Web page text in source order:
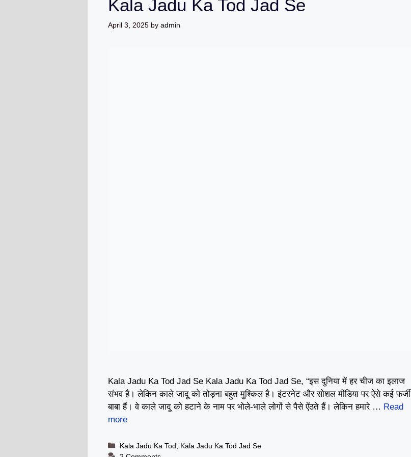
Kala Jadu Ka Tod Jad Se
April 3, 2025 by admin
Kala Jadu Ka Tod Jad Se Kala Jadu Ka Tod Jad Se, “इस दुनिया में हर चीज का इलाज
संभव है। लेकिन काले जादू को तोड़ना बहुत मुश्किल है। इंटरनेट और सोशल मीडिया पर ऐसे कई फर्जी
बाबा हैं। वे काले जादू को हटाने के नाम पर भोले-भाले लोगों से पैसे ऐंठते हैं। लेकिन हमारे … Read
more
Categories
Kala Jadu Ka Tod
Kala Jadu Ka Tod Jad Se